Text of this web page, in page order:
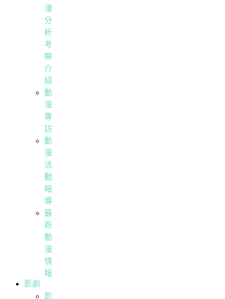
漫
分
析
考
察
介
紹
動
漫
專
訪
動
漫
活
動
報
導
最
新
動
漫
情
報
影劇
影